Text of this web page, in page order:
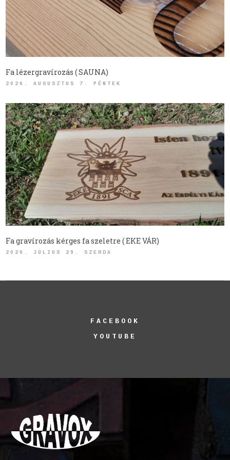
Fa lézergravírozás ( SAUNA)
2026. AUGUSZTUS 7. PÉNTEK
Fa gravírozás kérges fa szeletre ( EKE VÁR)
2026. JÚLIUS 29. SZERDA
FACEBOOK
YOUTUBE